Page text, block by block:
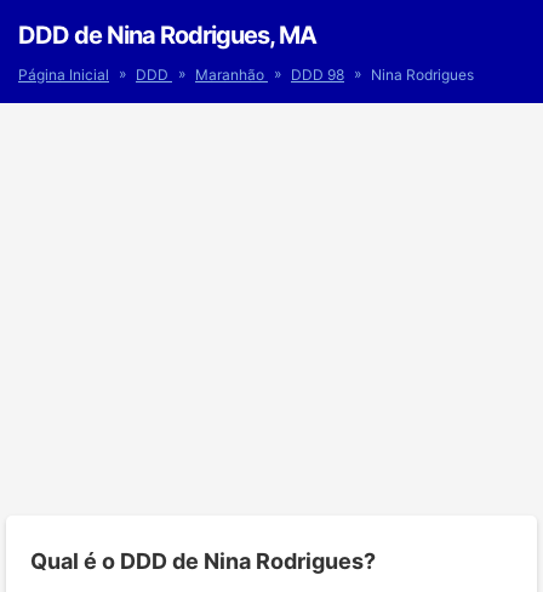
DDD de Nina Rodrigues, MA
Página Inicial » DDD » Maranhão » DDD 98 » Nina Rodrigues
Qual é o DDD de Nina Rodrigues?